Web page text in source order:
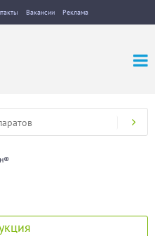
Вакансии Реклама